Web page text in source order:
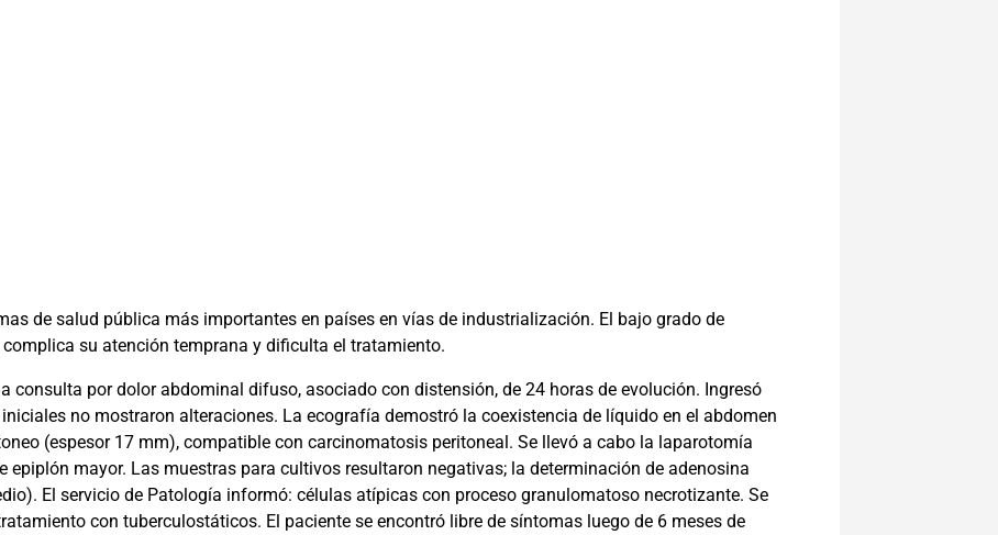
de salud pública más importantes en países en vías de industrialización. El bajo grado de
su atención temprana y dificulta el tratamiento.
consulta por dolor abdominal difuso, asociado con distensión, de 24 horas de evolución. Ingresó
no mostraron alteraciones. La ecografía demostró la coexistencia de líquido en el abdomen
(espesor 17 mm), compatible con carcinomatosis peritoneal. Se llevó a cabo la laparotomía
epiplón mayor. Las muestras para cultivos resultaron negativas; la determinación de adenosina
El servicio de Patología informó: células atípicas con proceso granulomatoso necrotizante. Se
con tuberculostáticos. El paciente se encontró libre de síntomas luego de 6 meses de